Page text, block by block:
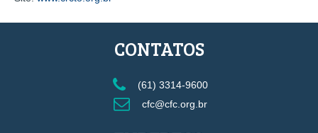
CONTATOS
(61) 3314-9600
cfc@cfc.org.br